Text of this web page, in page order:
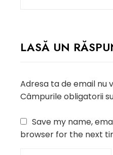
LASĂ UN
Adresa ta de email nu
Câmpurile obligatorii
Save my name,
browser for the next